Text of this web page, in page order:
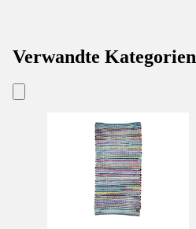
Verwandte Kategorien